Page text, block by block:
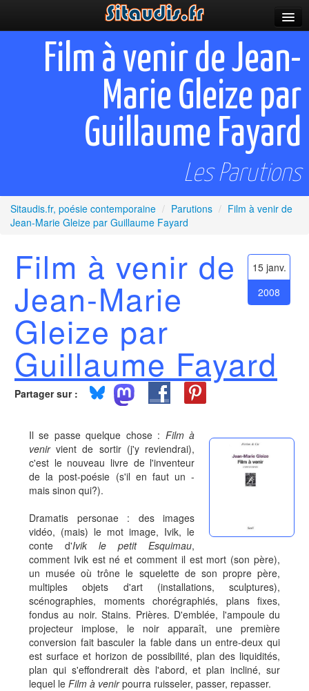
Parutions
Incitations
Prescriptions
Film à venir de Jean-
Marie Gleize par
Guillaume Fayard
Les Parutions
Sitaudis.fr, poésie contemporaine / Parutions / Film à venir de
Jean-Marie Gleize par Guillaume Fayard
15 janv.
2008
Film à venir de
Jean-Marie
Gleize par
Guillaume Fayard
Partager sur :
Il se passe quelque chose : Film à
venirvient de sortir (j'y reviendrai),
c'est le nouveau livre de l'inventeur
de la post-poésie (s'il en faut un -
mais sinon qui?).
Dramatis personae : des images
vidéo, (mais) le mot image, Ivik, le
conte d'Ivik le petit Esquimau,
comment Ivik est né et comment il est mort (son père),
un musée où trône le squelette de son propre père,
multiples objets d'art (installations, sculptures),
scénographies, moments chorégraphiés, plans fixes,
fondus au noir. Stains. Prières. D'emblée, l'ampoule du
projecteur implose, le noir apparaît, une première
conversion fait basculer la fable dans un entre-deux qui
est surface et horizon de possibilité, plan des liquidités,
plan qui s'effondrerait dès l'abord, et plan incliné, sur
lequel le Film à venirpourra ruisseler, passer, repasser.